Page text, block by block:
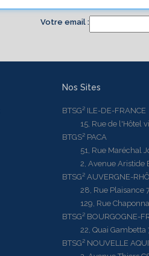
Votre email
Nos Sites
BTSG² ILE-DE-FRANCE
15, Rue de l'Hôtel
BTGS² PACA
51, Rue Maréchal
2, Avenue Aristide
BTSG² AUVERGNE-
28, Rue Plaisance
129, Rue
BTSG² BOURGOGNE-
22, Quai Gambetta
BTSG² NOUVELLE